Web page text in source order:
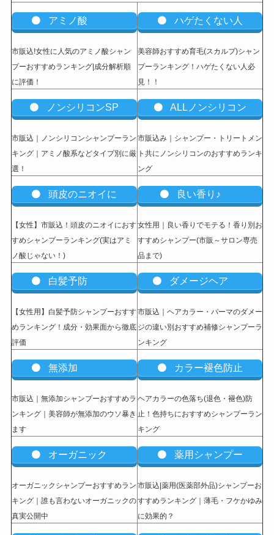
アミノ酸
市販込!女性に人気のアミノ酸シャン
プーおすすめランキング|成分解析順
に評価！
ハゲたくない人
美容師おすすめ育毛(スカルプ)シャン
プーランキング！ハゲたくない人必
見！！
ノンシリコンSP
市販込｜ノンシリコンシャンプーラン
キング｜アミノ酸系などタイプ別に厳
選！
ALLノンシリコン
市販込み｜シャンプー・トリートメン
ト共にノンシリコンのおすすめランキ
ング
頭皮のニオイに
【女性】市販込 ！頭皮のニオイにおす
すめシャンプーランキング(実はアミ
ノ酸じゃない！)
良い香り♪
女性用｜良い香りでモテる！香り別お
すすめシャンプー(市販～サロン専売
品まで)
白髪予防
【女性用】白髪予防シャンプーおすす
めランキング！成分・効果面から徹底
評価
ダメージヘア
市販込｜ヘアカラー・パーマのダメー
ジの違い別おすすめ補修シャンプーラ
ンキング
無添加
市販込｜無添加シャンプーおすすめラ
ンキング｜美容師が無添加のウソ暴き
ます
カラー褪色防止
ヘアカラーの色落ち(退色・褪色)防
止！色持ちにおすすめシャンプーラン
キング
オーガニック
オーガニックシャンプーおすすめラン
キング｜誰も言わないオーガニックの
真実公開中
薬用シャンプー
市販込|薬用(医薬部外品)シャンプーお
すすめランキング｜薄毛・フケかゆみ
に効果的？